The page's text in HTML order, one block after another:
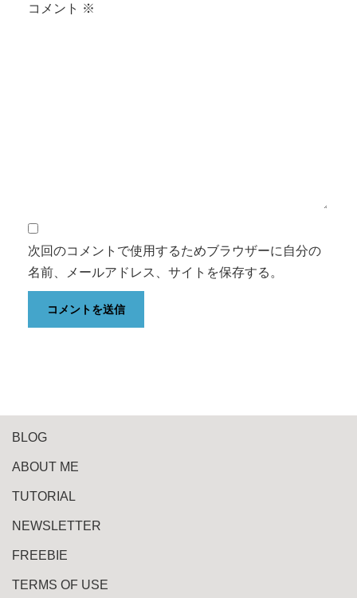
コメント ※
次回のコメントで使用するためブラウザーに自分の
名前、メールアドレス、サイトを保存する。
BLOG
ABOUT ME
TUTORIAL
NEWSLETTER
FREEBIE
TERMS OF USE